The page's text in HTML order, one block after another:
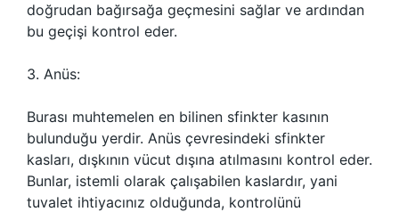
doğrudan bağırsağa geçmesini sağlar ve ardından
bu geçişi kontrol eder.
3. Anüs:
Burası muhtemelen en bilinen sfinkter kasının
bulunduğu yerdir. Anüs çevresindeki sfinkter
kasları, dışkının vücut dışına atılmasını kontrol eder.
Bunlar, istemli olarak çalışabilen kaslardır, yani
tuvalet ihtiyacınız olduğunda, kontrolünü